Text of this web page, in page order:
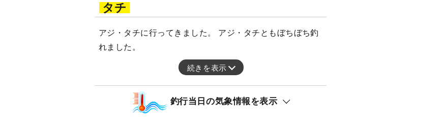
タチ
アジ・タチに行ってきました。 アジ・タチともぼちぼち釣
れました。
続きを表示
釣行当日の気象情報を表示